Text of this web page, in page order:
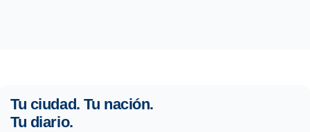
Tu ciudad. Tu nación.
Tu diario.